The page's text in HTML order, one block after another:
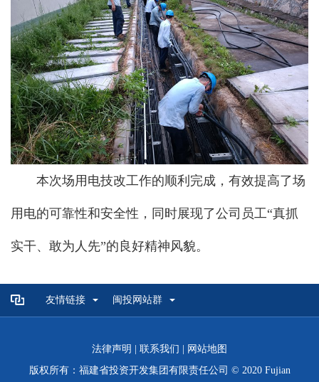
本次场用电技改工作的顺利完成，有效提高了场
用电的可靠性和安全性，同时展现了公司员工“真抓
实干、敢为人先”的良好精神风貌。
友情链接 闽投网站群
法律声明 | 联系我们 | 网站地图
版权所有：福建省投资开发集团有限责任公司 © 2020 Fujian